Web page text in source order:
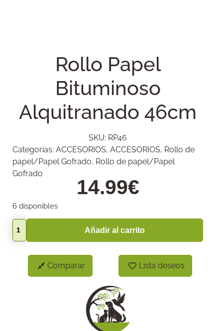
Rollo Papel
Bituminoso
Alquitranado 46cm
SKU: RP46
Categorías: ACCESORIOS, ACCESORIOS, Rollo de
papel/Papel Gofrado, Rollo de papel/Papel
Gofrado
14.99€
6 disponibles
Añadir al carrito
Comparar Lista deseos